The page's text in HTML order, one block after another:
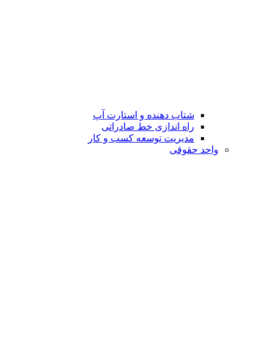
شتاب دهنده و استارت آپ
راه اندازی خط صادراتی
مدیریت توسعه کسب و کار
واحد حقوقی